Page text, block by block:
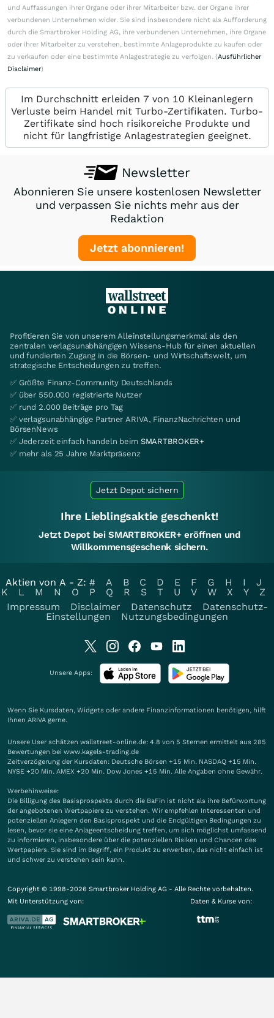
und Auffassungen ihrer Organe oder ihrer Mitarbeiter bzw. der Organe ihrer
verbundenen Unternehmen wider. Sie sind insbesondere nicht als Aufforderung
durch die Smartbroker Holding AG, ihre verbundenen Unternehmen, ihre Organe
oder ihrer Mitarbeiter zu verstehen, bestimmte Anlageprodukte zu kaufen oder
zu verkaufen oder eine bestimmte Anlagestrategie zu verfolgen. (Ausführlicher
Disclaimer)
Im Durchschnitt erleiden 7 von 10 Kleinanlegern
Verluste beim Handel mit Turbo-Zertifikaten. Turbo-
Zertifikate sind hoch risikoreiche Produkte und
nicht für langfristige Anlagestrategien geeignet.
Newsletter
Abonnieren Sie unsere kostenlosen Newsletter
und verpassen Sie nichts mehr aus der
Redaktion
Jetzt abonnieren!
Profitieren Sie von unserem Alleinstellungsmerkmal als den
zentralen verlagsunabhängigen Wissens-Hub für einen aktuellen
und fundierten Zugang in die Börsen- und Wirtschaftswelt, um
strategische Entscheidungen zu treffen.
✅ Größte Finanz-Community Deutschlands
✅ über 550.000 registrierte Nutzer
✅ rund 2.000 Beiträge pro Tag
✅ verlagsunabhängige Partner ARIVA, FinanzNachrichten und
BörsenNews
✅ Jederzeit einfach handeln beim SMARTBROKER+
✅ mehr als 25 Jahre Marktpräsenz
Jetzt Depot sichern
Ihre Lieblingsaktie geschenkt!
Jetzt Depot bei SMARTBROKER+ eröffnen und
Willkommensgeschenk sichern.
Aktien von A - Z: # A B C D E F G H I
J
K
L M N O P Q R S T U V W X Y
Z
Impressum
Disclaimer Datenschutz
Datenschutz-
Einstellungen
Nutzungsbedingungen
Unsere Apps:
Wenn Sie Kursdaten, Widgets oder andere Finanzinformationen benötigen, hilft
Ihnen ARIVA gerne.
Unsere User schätzen wallstreet-online.de: 4.8 von 5 Sternen ermittelt aus 285
Bewertungen bei www.kagels-trading.de
Zeitverzögerung der Kursdaten: Deutsche Börsen +15 Min. NASDAQ +15 Min.
NYSE +20 Min. AMEX +20 Min. Dow Jones +15 Min. Alle Angaben ohne Gewähr.
Werbehinweise:
Die Billigung des Basisprospekts durch die BaFin ist nicht als ihre Befürwortung
der angebotenen Wertpapiere zu verstehen. Wir empfehlen Interessenten und
potenziellen Anlegern den Basisprospekt und die Endgültigen Bedingungen zu
lesen, bevor sie eine Anlageentscheidung treffen, um sich möglichst umfassend
zu informieren, insbesondere über die potenziellen Risiken und Chancen des
Wertpapiers. Sie sind im Begriff, ein Produkt zu erwerben, das nicht einfach ist
und schwer zu verstehen sein kann.
Copyright © 1998-2026 Smartbroker Holding AG - Alle Rechte vorbehalten.
Mit Unterstützung von:
Daten & Kurse von: